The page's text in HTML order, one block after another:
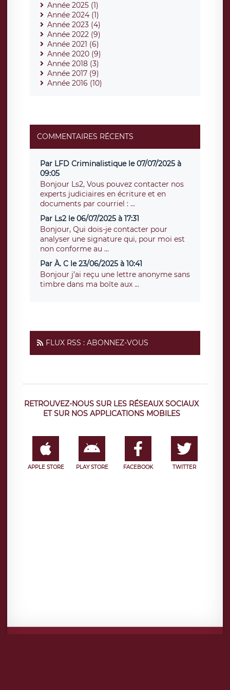
Année 2025 (1)
Année 2024 (1)
Année 2023 (4)
Année 2022 (9)
Année 2021 (6)
Année 2020 (9)
Année 2018 (3)
Année 2017 (9)
Année 2016 (10)
COMMENTAIRES RÉCENTS
Par LFD Criminalistique le 07/07/2025 à
09:05
Bonjour Ls2, Vous pouvez contacter nos
experts judiciaires en écriture et en
documents par courriel : ...
Par Ls2 le 06/07/2025 à 17:31
Bonjour, Qui dois-je contacter pour
analyser une signature qui, pour moi est
non conforme au ...
Par À. C le 23/06/2025 à 10:41
Bonjour j’ai reçu une lettre anonyme sans
timbre dans ma boîte aux ...
FLUX RSS : ABONNEZ-VOUS
RETROUVEZ-NOUS SUR LES RÉSEAUX SOCIAUX
ET SUR NOS APPLICATIONS MOBILES
APPLE STORE PLAY STORE FACEBOOK TWITTER